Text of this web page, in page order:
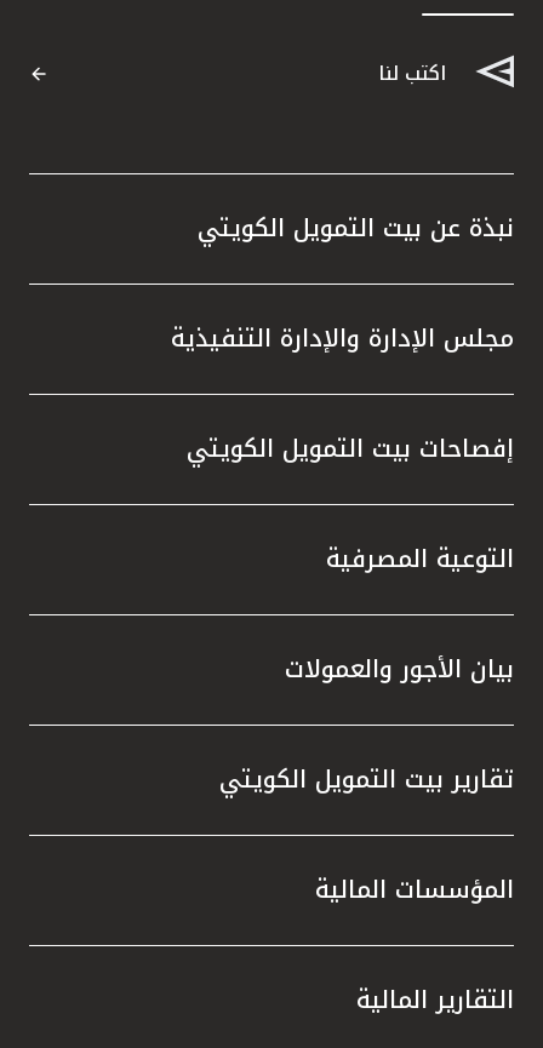
خدمات ما بعد البيع
اتصل بنا
مواقع الفروع وأجهزة الصرف الآلي
ألمانيا
تركيا
مصر
المملكة المتحدة
اكتب لنا
نبذة عن بيت التمويل الكويتي
مجلس الإدارة والإدارة التنفيذية
إفصاحات بيت التمويل الكويتي
التوعية المصرفية
بيان الأجور والعمولات
تقارير بيت التمويل الكويتي
المؤسسات المالية
التقارير المالية